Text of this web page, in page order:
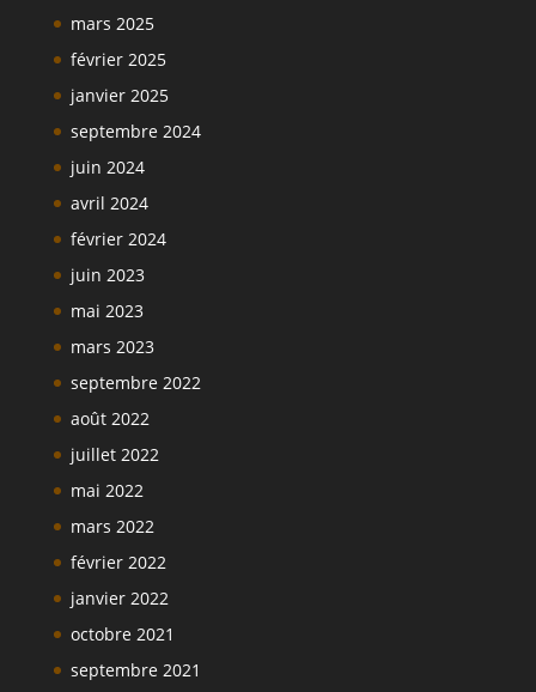
mars 2025
février 2025
janvier 2025
septembre 2024
juin 2024
avril 2024
février 2024
juin 2023
mai 2023
mars 2023
septembre 2022
août 2022
juillet 2022
mai 2022
mars 2022
février 2022
janvier 2022
octobre 2021
septembre 2021